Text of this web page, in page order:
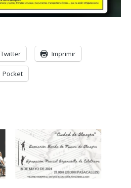
Twitter Imprimir
Pocket